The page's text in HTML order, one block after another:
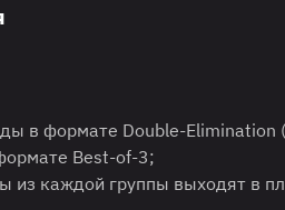
в формате Double-Elimination
Best-of-3;
из каждой группы выходят в